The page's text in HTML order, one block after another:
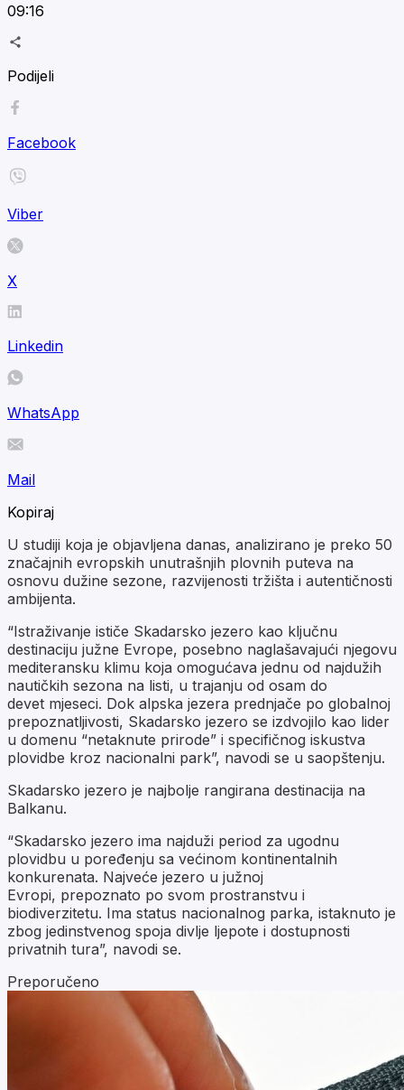
09:16
Podijeli
Facebook
Viber
X
Linkedin
WhatsApp
Mail
Kopiraj
U studiji koja je objavljena danas, analizirano je preko 50
značajnih evropskih unutrašnjih plovnih puteva na
osnovu dužine sezone, razvijenosti tržišta i autentičnosti
ambijenta.
“Istraživanje ističe Skadarsko jezero kao ključnu
destinaciju južne Evrope, posebno naglašavajući njegovu
mediteransku klimu koja omogućava jednu od najdužih
nautičkih sezona na listi, u trajanju od osam do
devet mjeseci. Dok alpska jezera prednjače po globalnoj
prepoznatljivosti, Skadarsko jezero se izdvojilo kao lider
u domenu “netaknute prirode” i specifičnog iskustva
plovidbe kroz nacionalni park”, navodi se u saopštenju.
Skadarsko jezero je najbolje rangirana destinacija na
Balkanu.
“Skadarsko jezero ima najduži period za ugodnu
plovidbu u poređenju sa većinom kontinentalnih
konkurenata. Najveće jezero u južnoj
Evropi, prepoznato po svom prostranstvu i
biodiverzitetu. Ima status nacionalnog parka, istaknuto je
zbog jedinstvenog spoja divlje ljepote i dostupnosti
privatnih tura”, navodi se.
Preporučeno